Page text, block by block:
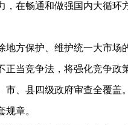
，在畅通和做强国内大循环
地方保护、维护统一大市场
正当竞争法，将强化竞争政
市、县四级政府审查全覆盖
规章。